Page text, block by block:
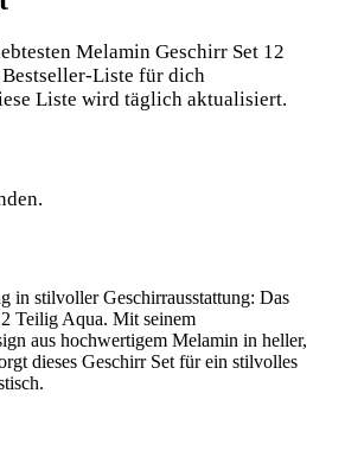
⁢Melamin ‍Geschirr Set 12‌
Liste für dich
‍Liste wird ⁢täglich aktualisiert.
in stilvoller Geschirrausstattung: Das
Teilig Aqua. Mit‍ seinem
aus hochwertigem Melamin in heller,
dieses ​Geschirr ⁢Set ⁢für ein stilvolles